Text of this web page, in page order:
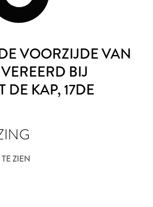
VOORZIJDE VAN
BIJ
DE KAP, 17DE
ZIEN